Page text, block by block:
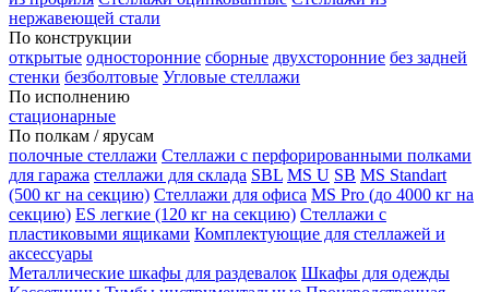
нержавеющей стали
По конструкции
открытые односторонние сборные двухсторонние без задней
стенки безболтовые Угловые стеллажи
По исполнению
стационарные
По полкам / ярусам
полочные стеллажи Стеллажи с перфорированными полками
для гаража стеллажи для склада SBL MS U SB MS Standart
(500 кг на секцию) Стеллажи для офиса MS Pro (до 4000 кг на
секцию) ES легкие (120 кг на секцию) Стеллажи с
пластиковыми ящиками Комплектующие для стеллажей и
аксессуары
Металлические шкафы для раздевалок Шкафы для одежды